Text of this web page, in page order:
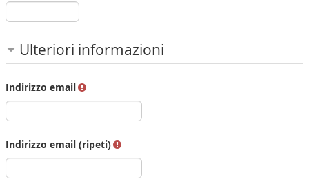
Ulteriori informazioni
Indirizzo email
Indirizzo email (ripeti)